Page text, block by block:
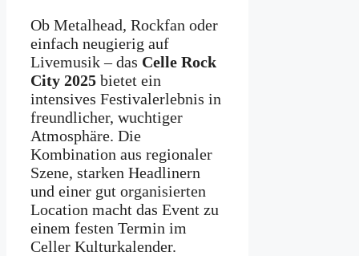
Ob Metalhead, Rockfan oder
einfach neugierig auf
Livemusik – das Celle Rock
City 2025 bietet ein
intensives Festivalerlebnis in
freundlicher, wuchtiger
Atmosphäre. Die
Kombination aus regionaler
Szene, starken Headlinern
und einer gut organisierten
Location macht das Event zu
einem festen Termin im
Celler Kulturkalender.